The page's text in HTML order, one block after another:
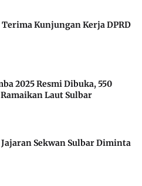
Terima Kunjungan Kerja DPRD
2025 Resmi Dibuka, 550
Laut Sulbar
Sekwan Sulbar Diminta